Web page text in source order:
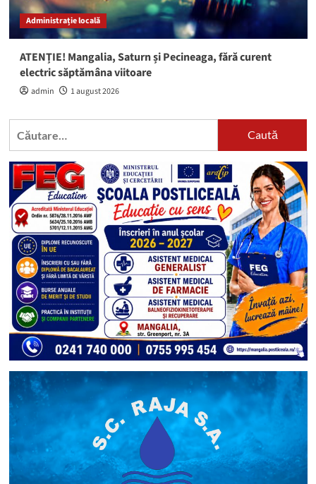
Administrație locală
ATENȚIE! Mangalia, Saturn și Pecineaga, fără curent
electric săptămâna viitoare
admin 1 august 2026
Caută